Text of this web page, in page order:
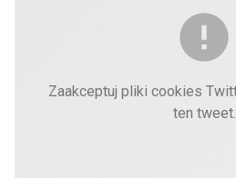
Zaakceptuj pliki cookies
ten tweet.